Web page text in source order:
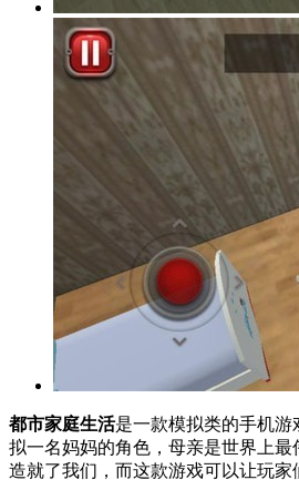
都市家庭生活是一款模拟类的手机游
拟一名妈妈的角色，母亲是世界上
造就了我们，而这款游戏可以让玩